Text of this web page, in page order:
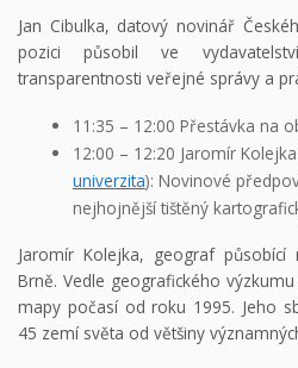
Jan Cibulka, datový novinář
pozici působil ve
transparentnosti veřejné správy a
11:35 – 12:00 Přestávka na
12:00 – 12:20 Jaromír
univerzita): Novinové
nejhojnější tištěný
Jaromír Kolejka, geograf
Brně. Vedle geografického
mapy počasí od roku 1995. Jeho
45 zemí světa od většiny